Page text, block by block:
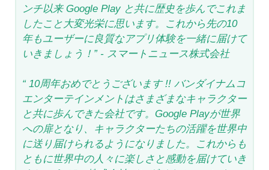
ンチ以来 Google Play と共に歴史を歩んでこれま
したこと大変光栄に思います。これから先の10
年もユーザーに良質なアプリ体験を一緒に届けて
いきましょう！” - スマートニュース株式会社
“ 10周年おめでとうございます !! バンダイナムコ
エンターテインメントはさまざまなキャラクター
と共に歩んできた会社です。Google Playが世界
への扉となり、キャラクターたちの活躍を世界中
に送り届けられるようになりました。これからも
ともに世界中の人々に楽しさと感動を届けていき